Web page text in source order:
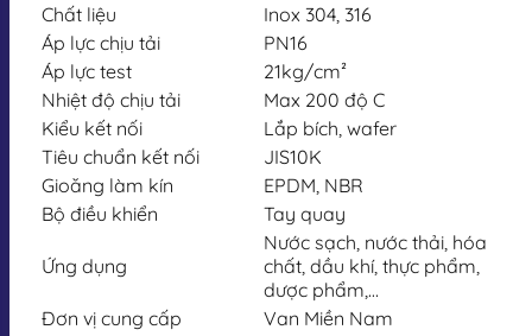
Chất liệu
Inox 304, 316
Áp lực chịu tải
PN16
Áp lực test
21kg/cm²
Nhiệt độ chịu tải
Max 200 độ C
Kiểu kết nối
Lắp bích, wafer
Tiêu chuẩn kết nối
JIS10K
Gioăng làm kín
EPDM, NBR
Bộ điều khiển
Tay quay
Ứng dụng
Nước sạch, nước thải, hóa
chất, dầu khí, thực phẩm,
dược phẩm,…
Đơn vị cung cấp
Van Miền Nam